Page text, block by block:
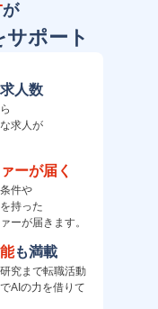
が
ポート
人数
求人が
ーが届く
件や
持った
ーが届きます。
も満載
究まで転職活動
AIの力を借りて